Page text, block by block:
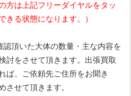
方は上記フリーダイヤルをタッ
きる状態になります。）
頂いた大体の数量・主な内容を
討をさせて頂きます。出張買取
ば、ご依頼先ご住所をお聞き
させて頂きます。